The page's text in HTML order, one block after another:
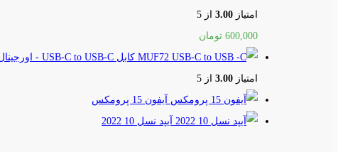
امتیاز 3.00 از 5
600,000 تومان
کابل USB-C to USB-C - اورجینال - 2 متر
امتیاز 3.00 از 5
آیفون 15 پرومکس
آیپد نسل 10 2022